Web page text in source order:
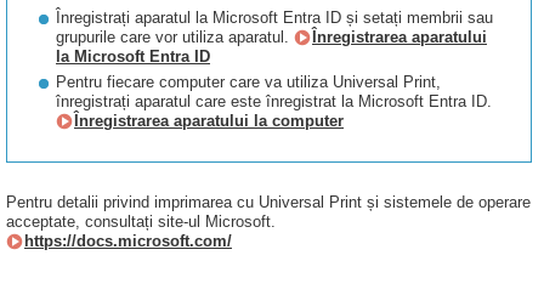
Înregistrați aparatul la Microsoft Entra ID și setați membrii sau
grupurile care vor utiliza aparatul.
Înregistrarea aparatului
la Microsoft Entra ID
Pentru fiecare computer care va utiliza Universal Print,
înregistrați aparatul care este înregistrat la Microsoft Entra ID.
Înregistrarea aparatului la computer
Pentru detalii privind imprimarea cu Universal Print și sistemele de operare
acceptate, consultați site-ul Microsoft.
https://docs.microsoft.com/